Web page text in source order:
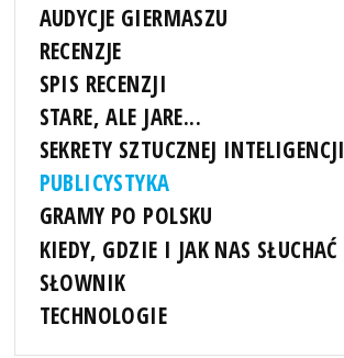
AUDYCJE GIERMASZU
RECENZJE
SPIS RECENZJI
STARE, ALE JARE...
SEKRETY SZTUCZNEJ INTELIGENCJI
PUBLICYSTYKA
GRAMY PO POLSKU
KIEDY, GDZIE I JAK NAS SŁUCHAĆ
SŁOWNIK
TECHNOLOGIE